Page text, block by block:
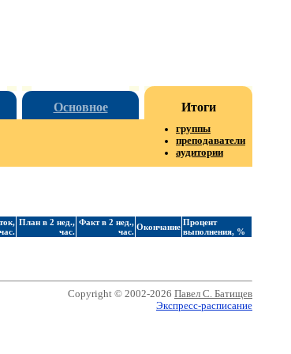
Основное Итоги
группы
преподаватели
аудитории
час.
План в 2 нед.,
час.
Факт в 2 нед.,
час. Окончание Процент
выполнения, %
Copyright © 2002-2026 Павел С. Батищев
Экспресс-расписание